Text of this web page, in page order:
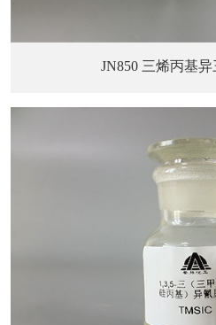
JN850 三烯丙基异